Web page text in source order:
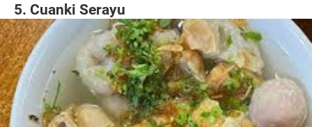
5. Cuanki Serayu